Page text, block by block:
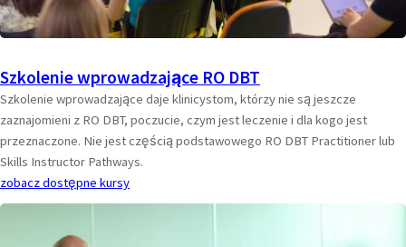
Szkolenie wprowadzające RO DBT
Szkolenie wprowadzające daje klinicystom, którzy nie są jeszcze
zaznajomieni z RO DBT, poczucie, czym jest leczenie i dla kogo jest
przeznaczone. Nie jest częścią podstawowego RO DBT Practitioner lub
Skills Instructor Pathways.
zobacz dostępne kursy